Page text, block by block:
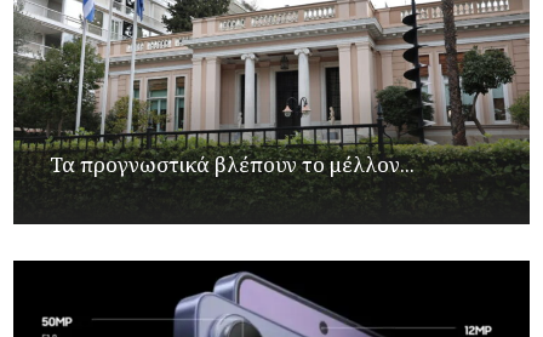
Τα προγνωστικά βλέπουν το μέλλον...